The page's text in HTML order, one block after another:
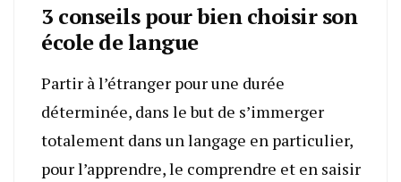
3 conseils pour bien choisir son
école de langue
Partir à l’étranger pour une durée
déterminée, dans le but de s’immerger
totalement dans un langage en particulier,
pour l’apprendre, le comprendre et en saisir